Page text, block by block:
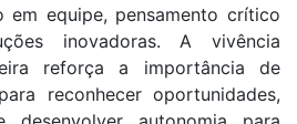
em equipe, pensamento crítico
inovadoras. A vivência
reforça a importância de
reconhecer oportunidades,